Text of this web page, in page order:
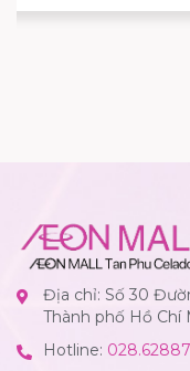
Địa chỉ: Số 30
Thành phố Hồ Chí
Hotline: